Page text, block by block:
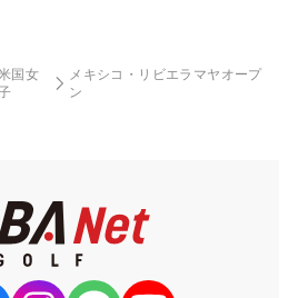
国女
メキシコ・リビエラマヤオープ
ン